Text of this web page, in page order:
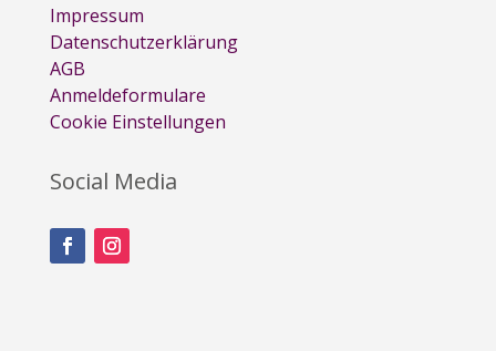
Impressum
Datenschutzerklärung
AGB
Anmeldeformulare
Cookie Einstellungen
Social Media